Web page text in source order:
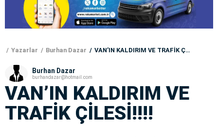
Yazarlar Burhan Dazar VAN’IN KALDIRIM VE TRAFİK ÇİLESİ!!!!
Burhan Dazar
burhandazar@hotmail.com
VAN’IN KALDIRIM VE
TRAFİK ÇİLESİ!!!!